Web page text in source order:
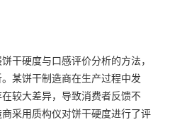
干硬度与口感评价分析的方法，
某饼干制造商在生产过程中发
较大差异，导致消费者反馈不
采用质构仪对饼干硬度进行了评